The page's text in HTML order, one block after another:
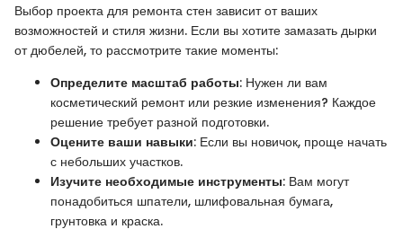
Выбор проекта для ремонта стен зависит от ваших
возможностей и стиля жизни. Если вы хотите замазать дырки
от дюбелей, то рассмотрите такие моменты:
Определите масштаб работы: Нужен ли вам
косметический ремонт или резкие изменения? Каждое
решение требует разной подготовки.
Оцените ваши навыки: Если вы новичок, проще начать
с небольших участков.
Изучите необходимые инструменты: Вам могут
понадобиться шпатели, шлифовальная бумага,
грунтовка и краска.